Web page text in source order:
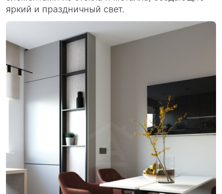
яркий и праздничный свет.